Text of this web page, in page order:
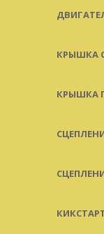
КРЫШКА
КРЫШКА